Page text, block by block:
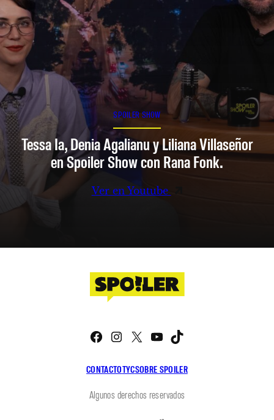
SPOILER SHOW
Tessa Ia, Denia Agalianu y Liliana Villaseñor
en Spoiler Show con Rana Fonk.
Ver en Youtube
CONTACTOTYCSOBRE SPOILER
Facebook
Instagram
X YouTube
Algunos derechos reservados